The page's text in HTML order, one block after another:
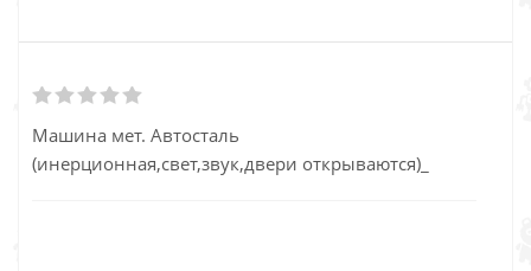
Машина мет. Автосталь
(инерционная,свет,звук,двери открываются)_